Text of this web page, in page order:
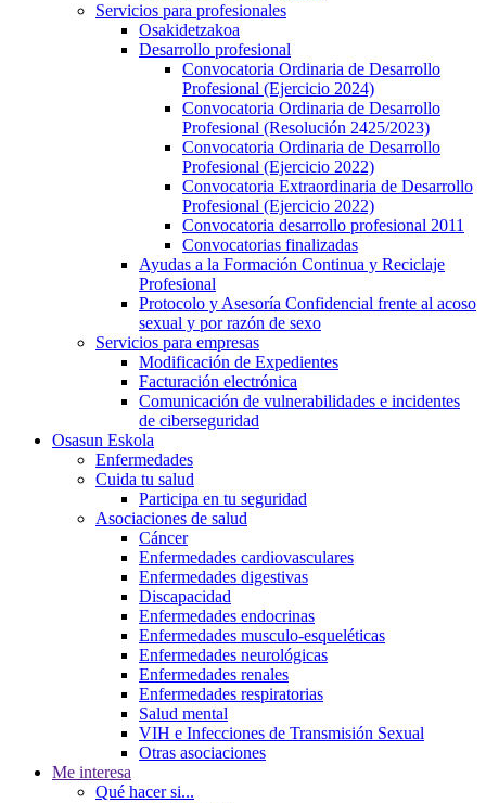
Servicios para profesionales
Osakidetzakoa
Desarrollo profesional
Convocatoria Ordinaria de Desarrollo
Profesional (Ejercicio 2024)
Convocatoria Ordinaria de Desarrollo
Profesional (Resolución 2425/2023)
Convocatoria Ordinaria de Desarrollo
Profesional (Ejercicio 2022)
Convocatoria Extraordinaria de Desarrollo
Profesional (Ejercicio 2022)
Convocatoria desarrollo profesional 2011
Convocatorias finalizadas
Ayudas a la Formación Continua y Reciclaje
Profesional
Protocolo y Asesoría Confidencial frente al acoso
sexual y por razón de sexo
Servicios para empresas
Modificación de Expedientes
Facturación electrónica
Comunicación de vulnerabilidades e incidentes
de ciberseguridad
Osasun Eskola
Enfermedades
Cuida tu salud
Participa en tu seguridad
Asociaciones de salud
Cáncer
Enfermedades cardiovasculares
Enfermedades digestivas
Discapacidad
Enfermedades endocrinas
Enfermedades musculo-esqueléticas
Enfermedades neurológicas
Enfermedades renales
Enfermedades respiratorias
Salud mental
VIH e Infecciones de Transmisión Sexual
Otras asociaciones
Me interesa
Qué hacer si...